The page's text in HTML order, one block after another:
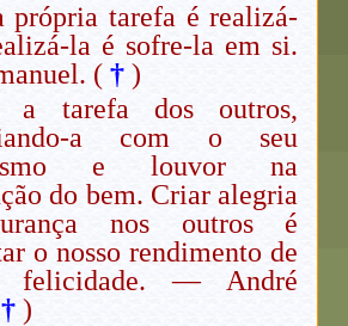
própria tarefa é realizá-
la é sofre-la em si.
(† )
a tarefa dos outros,
a com o seu
e louvor na
do bem. Criar alegria
nos outros é
o nosso rendimento de
felicidade. — André
)